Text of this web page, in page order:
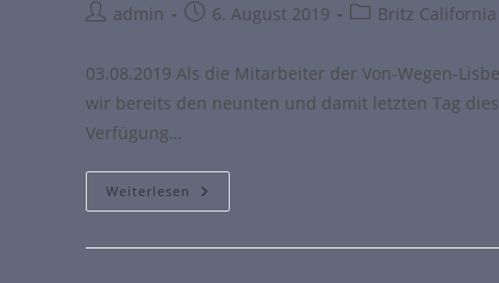
admin 6. August 2019 Britz California
03.08.2019 Als die Mitarbeiter der Von-Wegen-
wir bereits den neunten und damit letzten Tag
Verfügung…
Weiterlesen